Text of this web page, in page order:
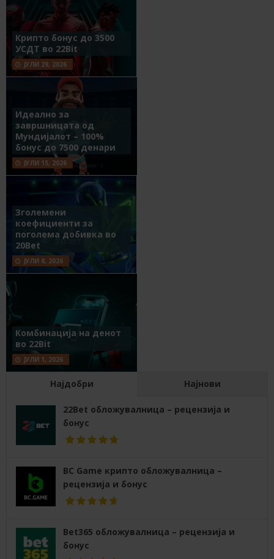
Крипто бонус до 3500
УСДТ во 22Bit
ЈУЛИ 29, 2026
Идеално за
завршницата од
Мундијалот – 100%
бонус до 7500 денари
ЈУЛИ 15, 2026
Зголемени
коефициенти за
поголема добивка во
20Bet
ЈУЛИ 8, 2026
Комбинација на денот
во 22Bit
ЈУЛИ 1, 2026
Најдобри Најнови
22Bet обложувалница – рецензија и
бонус
BC Game крипто обложувалница –
рецензија и бонус
Bet365 обложувалница – рецензија и
бонус